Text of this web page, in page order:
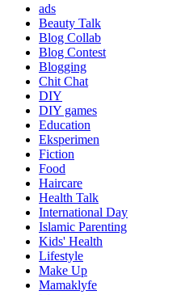
ads
Beauty Talk
Blog Collab
Blog Contest
Blogging
Chit Chat
DIY
DIY games
Education
Eksperimen
Fiction
Food
Haircare
Health Talk
International Day
Islamic Parenting
Kids' Health
Lifestyle
Make Up
Mamaklyfe